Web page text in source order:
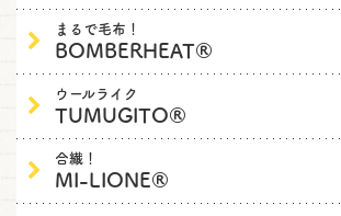
まるで毛布！
BOMBERHEAT®
ウールライク
TUMUGITO®
合繊！
MI-LIONE®